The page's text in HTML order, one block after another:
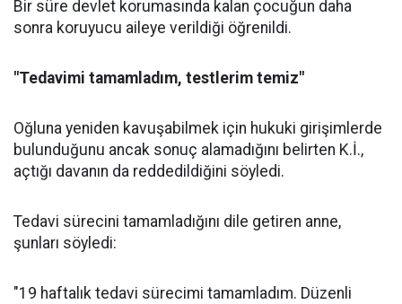
Bir süre devlet korumasında kalan çocuğun daha
sonra koruyucu aileye verildiği öğrenildi.
"Tedavimi tamamladım, testlerim temiz"
Oğluna yeniden kavuşabilmek için hukuki girişimlerde
bulunduğunu ancak sonuç alamadığını belirten K.İ.,
açtığı davanın da reddedildiğini söyledi.
Tedavi sürecini tamamladığını dile getiren anne,
şunları söyledi:
"19 haftalık tedavi sürecimi tamamladım. Düzenli